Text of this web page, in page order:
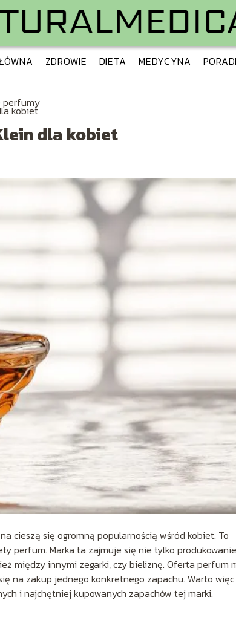
ZDROWIE DIETA MEDYCYNA
perfumy
kobiet
dla kobiet
cieszą się ogromną popularnością wśród kobiet. To
perfum. Marka ta zajmuje się nie tylko
między innymi zegarki, czy bieliznę. Oferta perfum
na zakup jednego konkretnego zapachu. Warto więc
i najchętniej kupowanych zapachów tej marki.